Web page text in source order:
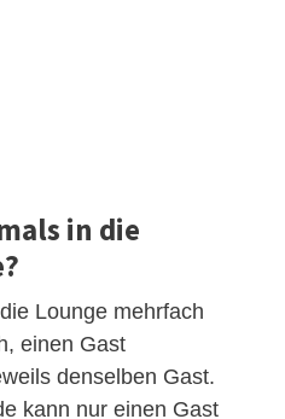
in die
Lounge mehrfach
einen Gast
denselben Gast.
kann nur einen Gast